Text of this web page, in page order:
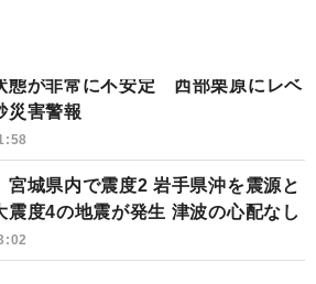
態が非常に不安定 西部栗原にレベ
災害警報
宮城県内で震度2 岩手県沖を震源と
震度4の地震が発生 津波の心配なし